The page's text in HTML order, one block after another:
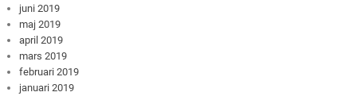
juni 2019
maj 2019
april 2019
mars 2019
februari 2019
januari 2019